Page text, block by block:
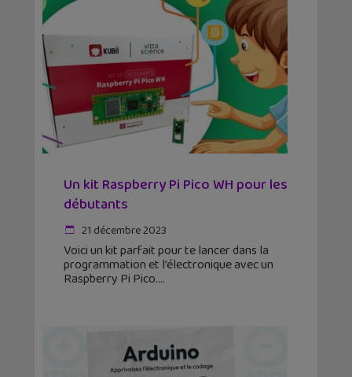
Un kit Raspberry Pi Pico WH pour les
débutants
21 décembre 2023
Voici un kit parfait pour te lancer dans la
programmation et l’électronique avec un
Raspberry Pi Pico.